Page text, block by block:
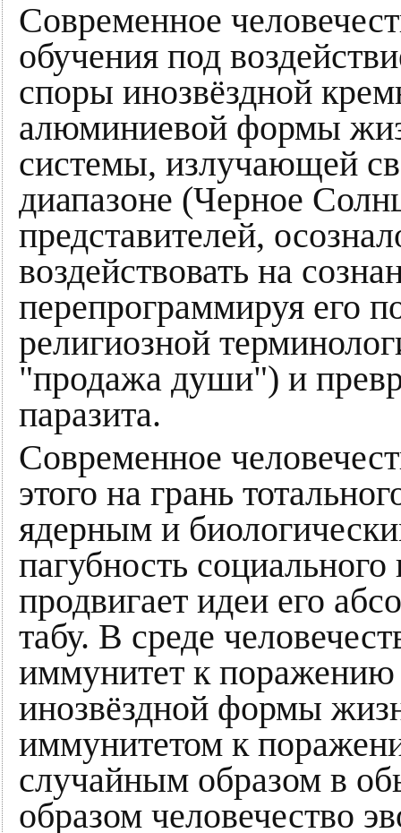
Современное
обучения под
споры инозвёздной
алюминиевой формы
системы, излучающей
диапазоне (Черное
представителей,
воздействовать на
перепрограммируя его
религиозной
"продажа души") и
паразита.
Современное
этого на грань
ядерным и
пагубность
продвигает идеи его
табу. В среде
иммунитет к поражению
инозвёздной формы
иммунитетом к
случайным образом в
образом человечество